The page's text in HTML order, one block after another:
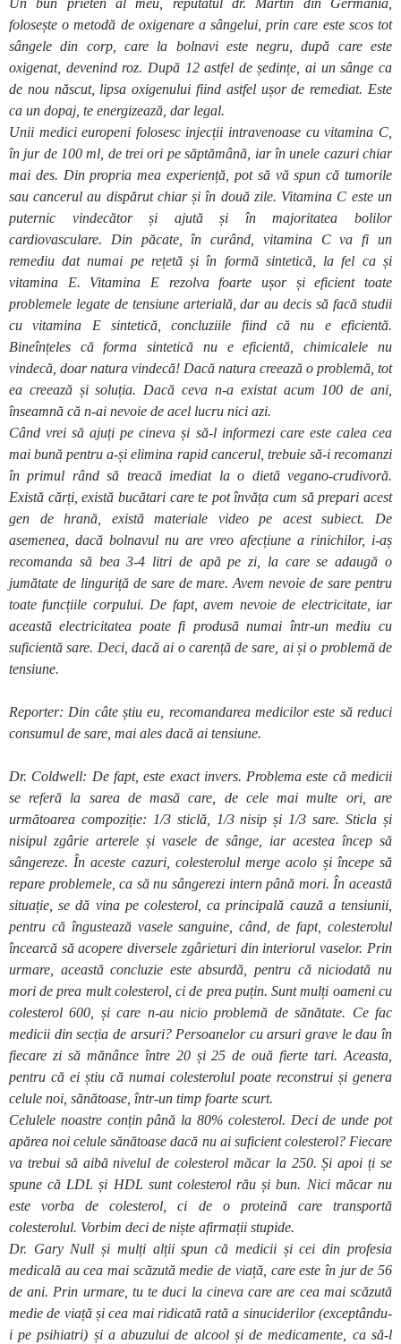
Un bun prieten al meu, reputatul dr. Martin din Germania,
folosește o metodă de oxigenare a sângelui, prin care este scos tot
sângele din corp, care la bolnavi este negru, după care este
oxigenat, devenind roz. După 12 astfel de ședințe, ai un sânge ca
de nou născut, lipsa oxigenului fiind astfel ușor de remediat. Este
ca un dopaj, te energizează, dar legal.
Unii medici europeni folosesc injecții intravenoase cu vitamina C,
în jur de 100 ml, de trei ori pe săptămână, iar în unele cazuri chiar
mai des. Din propria mea experiență, pot să vă spun că tumorile
sau cancerul au dispărut chiar și în două zile. Vitamina C este un
puternic vindecător și ajută și în majoritatea bolilor
cardiovasculare. Din păcate, în curând, vitamina C va fi un
remediu dat numai pe rețetă și în formă sintetică, la fel ca și
vitamina E. Vitamina E rezolva foarte ușor și eficient toate
problemele legate de tensiune arterială, dar au decis să facă studii
cu vitamina E sintetică, concluziile fiind că nu e eficientă.
Bineînțeles că forma sintetică nu e eficientă, chimicalele nu
vindecă, doar natura vindecă! Dacă natura creează o problemă, tot
ea creează și soluția. Dacă ceva n-a existat acum 100 de ani,
înseamnă că n-ai nevoie de acel lucru nici azi.
Când vrei să ajuți pe cineva și să-l informezi care este calea cea
mai bună pentru a-și elimina rapid cancerul, trebuie să-i recomanzi
în primul rând să treacă imediat la o dietă vegano-crudivoră.
Există cărți, există bucătari care te pot învăța cum să prepari acest
gen de hrană, există materiale video pe acest subiect. De
asemenea, dacă bolnavul nu are vreo afecțiune a rinichilor, i-aș
recomanda să bea 3-4 litri de apă pe zi, la care se adaugă o
jumătate de linguriță de sare de mare. Avem nevoie de sare pentru
toate funcțiile corpului. De fapt, avem nevoie de electricitate, iar
această electricitatea poate fi produsă numai într-un mediu cu
suficientă sare. Deci, dacă ai o carență de sare, ai și o problemă de
tensiune.
Reporter: Din câte știu eu, recomandarea medicilor este să reduci
consumul de sare, mai ales dacă ai tensiune.
Dr. Coldwell: De fapt, este exact invers. Problema este că medicii
se referă la sarea de masă care, de cele mai multe ori, are
următoarea compoziție: 1/3 sticlă, 1/3 nisip și 1/3 sare. Sticla și
nisipul zgârie arterele și vasele de sânge, iar acestea încep să
sângereze. În aceste cazuri, colesterolul merge acolo și începe să
repare problemele, ca să nu sângerezi intern până mori. În această
situație, se dă vina pe colesterol, ca principală cauză a tensiunii,
pentru că îngustează vasele sanguine, când, de fapt, colesterolul
încearcă să acopere diversele zgârieturi din interiorul vaselor. Prin
urmare, această concluzie este absurdă, pentru că niciodată nu
mori de prea mult colesterol, ci de prea puțin. Sunt mulți oameni cu
colesterol 600, și care n-au nicio problemă de sănătate. Ce fac
medicii din secția de arsuri? Persoanelor cu arsuri grave le dau în
fiecare zi să mănânce între 20 și 25 de ouă fierte tari. Aceasta,
pentru că ei știu că numai colesterolul poate reconstrui și genera
celule noi, sănătoase, într-un timp foarte scurt.
Celulele noastre conțin până la 80% colesterol. Deci de unde pot
apărea noi celule sănătoase dacă nu ai suficient colesterol? Fiecare
va trebui să aibă nivelul de colesterol măcar la 250. Și apoi ți se
spune că LDL și HDL sunt colesterol rău și bun. Nici măcar nu
este vorba de colesterol, ci de o proteină care transportă
colesterolul. Vorbim deci de niște afirmații stupide.
Dr. Gary Null și mulți alții spun că medicii și cei din profesia
medicală au cea mai scăzută medie de viață, care este în jur de 56
de ani. Prin urmare, tu te duci la cineva care are cea mai scăzută
medie de viață și cea mai ridicată rată a sinuciderilor (exceptându-
i pe psihiatri) și a abuzului de alcool și de medicamente, ca să-l